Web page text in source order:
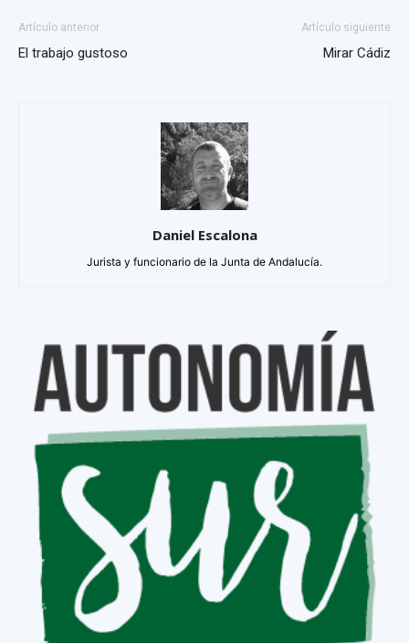
Artículo anterior
El trabajo gustoso
Artículo siguiente
Mirar Cádiz
Daniel Escalona
Jurista y funcionario de la Junta de Andalucía.